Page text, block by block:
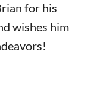
for his
wishes him